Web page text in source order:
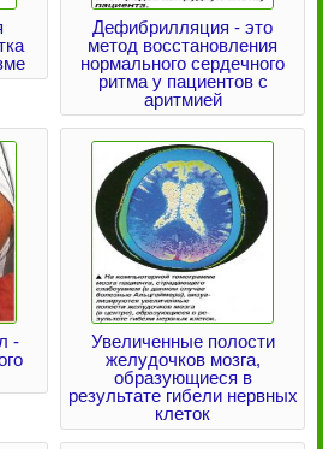
Дефибрилляция - это
метод восстановления
нормального сердечного
ритма у пациентов с
аритмией
-
Увеличенные полости
желудочков мозга,
образующиеся в
результате гибели нервных
клеток